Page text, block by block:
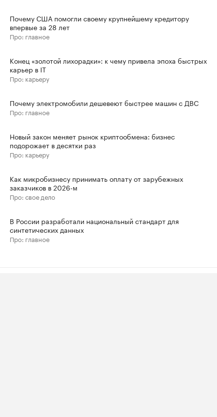
Почему США помогли своему крупнейшему кредитору
впервые за 28 лет
Про: главное
Конец «золотой лихорадки»: к чему привела эпоха быстрых
карьер в IT
Про: карьеру
Почему электромобили дешевеют быстрее машин с ДВС
Про: главное
Новый закон меняет рынок криптообмена: бизнес
подорожает в десятки раз
Про: карьеру
Как микробизнесу принимать оплату от зарубежных
заказчиков в 2026-м
Про: свое дело
В России разработали национальный стандарт для
синтетических данных
Про: главное